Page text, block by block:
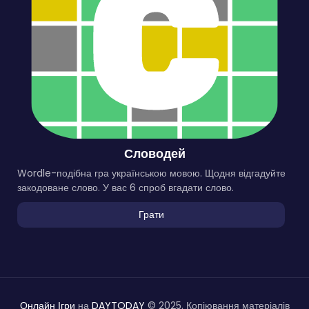
Словодей
Wordle-подібна гра українською мовою. Щодня відгадуйте
закодоване слово. У вас 6 спроб вгадати слово.
Грати
Онлайн Ігри на DAYTODAY © 2025. Копіювання матеріалів